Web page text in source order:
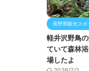
長野県観光スポ
軽井沢野鳥
ていて森林
場したよ